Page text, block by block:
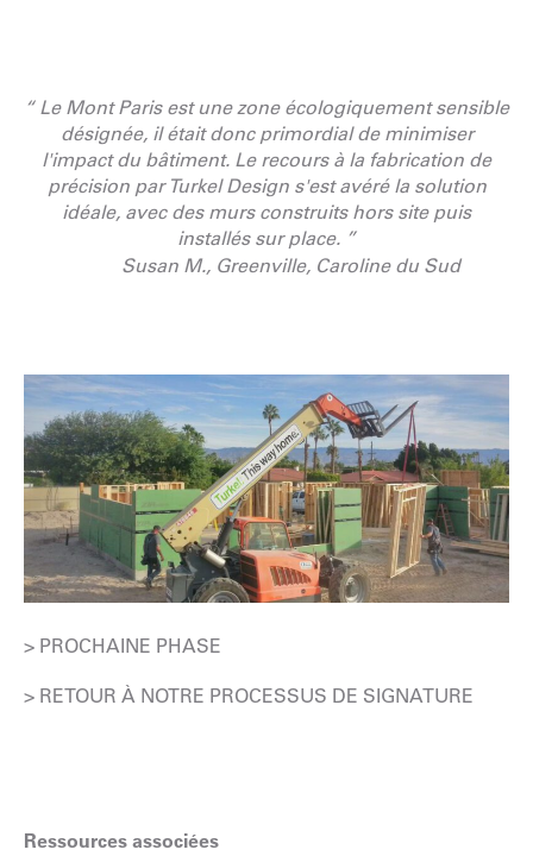
“ Le Mont Paris est une zone écologiquement sensible
désignée, il était donc primordial de minimiser
l'impact du bâtiment. Le recours à la fabrication de
précision par Turkel Design s'est avéré la solution
idéale, avec des murs construits hors site puis
installés sur place. ”
Susan M., Greenville, Caroline du Sud
> PROCHAINE PHASE
> RETOUR À NOTRE PROCESSUS DE SIGNATURE
Ressources associées